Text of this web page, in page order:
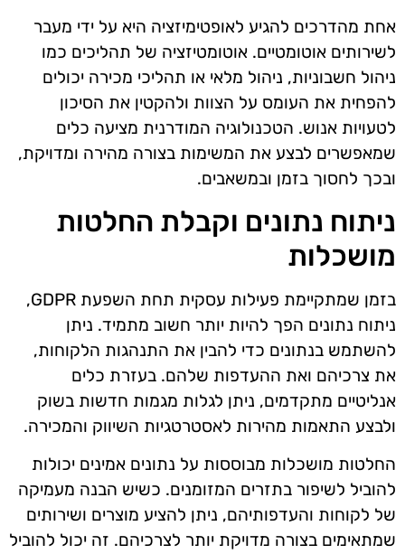
אחת מהדרכים להגיע לאופטימיזציה היא על ידי מעבר
לשירותים אוטומטיים. אוטומטיזציה של תהליכים כמו
ניהול חשבוניות, ניהול מלאי או תהליכי מכירה יכולים
להפחית את העומס על הצוות ולהקטין את הסיכון
לטעויות אנוש. הטכנולוגיה המודרנית מציעה כלים
שמאפשרים לבצע את המשימות בצורה מהירה ומדויקת,
ובכך לחסוך בזמן ובמשאבים.
ניתוח נתונים וקבלת החלטות
מושכלות
בזמן שמתקיימת פעילות עסקית תחת השפעת GDPR,
ניתוח נתונים הפך להיות יותר חשוב מתמיד. ניתן
להשתמש בנתונים כדי להבין את התנהגות הלקוחות,
את צרכיהם ואת ההעדפות שלהם. בעזרת כלים
אנליטיים מתקדמים, ניתן לגלות מגמות חדשות בשוק
ולבצע התאמות מהירות לאסטרטגיות השיווק והמכירה.
החלטות מושכלות מבוססות על נתונים אמינים יכולות
להוביל לשיפור בתזרים המזומנים. כשיש הבנה מעמיקה
של לקוחות והעדפותיהם, ניתן להציע מוצרים ושירותים
שמתאימים בצורה מדויקת יותר לצרכיהם. זה יכול להוביל